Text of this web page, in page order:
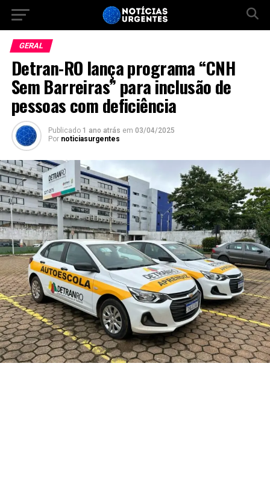
GERAL
Detran-RO lança programa “CNH
Sem Barreiras” para inclusão de
pessoas com deficiência
Publicado 1 ano atrás em 03/04/2025
Por noticiasurgentes